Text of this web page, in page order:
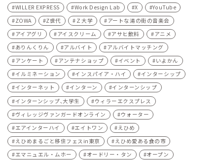
WILLER EXPRESS
Work Design Lab X
YouTube
ZOWA
Z世代 Ｚ大学
アートな湯の街の音楽会
アイアグリ
アイスクリーム アサヒ飲料
アニメ
ありんくりん
アルバイト
アルバイトマッチング
アンケート
アンテナショップ イベント
いよかん
イルミネーション
インスパイア・ハイ
インターシップ
インターネット
インターン
インターンシップ
インターンシップ､大学生
ウィラーエクスプレス
ヴィレッジヴァンガードオンライン
ウォーター
エアインターハイ
エイトワン
えひめ
えひめまるごと移住フェスin東京
えひめ愛ある食の市
エマニュエル・ムホー
オードリー・タン
オープン